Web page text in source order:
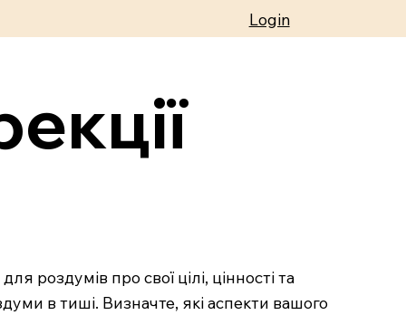
Login
роздумів про свої цілі, цінності та
в тиші. Визначте, які аспекти вашого